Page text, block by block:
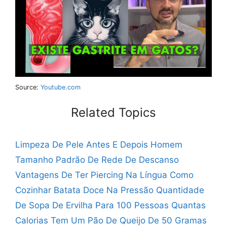
Source: Youtube.com
Related Topics
Limpeza De Pele Antes E Depois Homem
Tamanho Padrão De Rede De Descanso
Vantagens De Ter Piercing Na Língua Como
Cozinhar Batata Doce Na Pressão Quantidade
De Sopa De Ervilha Para 100 Pessoas Quantas
Calorias Tem Um Pão De Queijo De 50 Gramas